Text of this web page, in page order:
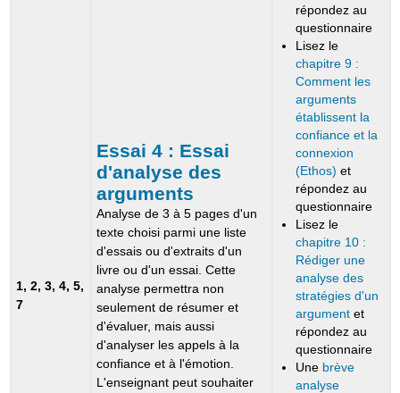
1, 2, 3, 4, 5,
7
Essai 4 : Essai
d'analyse des
arguments
Analyse de 3 à 5 pages d'un
texte choisi parmi une liste
d'essais ou d'extraits d'un
livre ou d'un essai. Cette
analyse permettra non
seulement de résumer et
d'évaluer, mais aussi
d'analyser les appels à la
confiance et à l'émotion.
L'enseignant peut souhaiter
répondez au
questionnaire
Lisez le
chapitre 9 :
Comment les
arguments
établissent la
confiance et la
connexion
(Ethos) et
répondez au
questionnaire
Lisez le
chapitre 10 :
Rédiger une
analyse des
stratégies d'un
argument et
répondez au
questionnaire
Une brève
analyse